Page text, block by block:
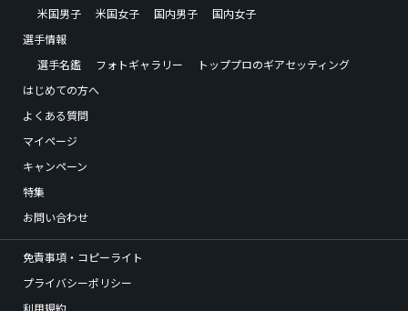
米国男子
米国女子 国内男子
国内女子
選手情報
選手名鑑
フォトギャラリー
トッププロのギアセッティング
はじめての方へ
よくある質問
マイページ
キャンペーン
特集
お問い合わせ
免責事項・コピーライト
プライバシーポリシー
利用規約